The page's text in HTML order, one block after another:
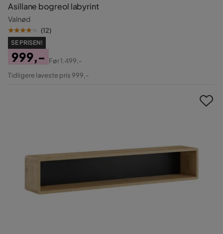
Asillane bogreol labyrint
Valnød
(12)
SE PRISEN!
Pris
999,-
Original
Før1.499,-
Tidligere laveste pris 999,-